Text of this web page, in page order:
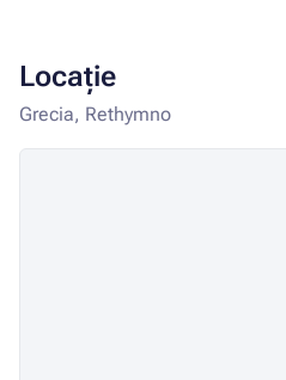
Locație
Grecia, Rethymno